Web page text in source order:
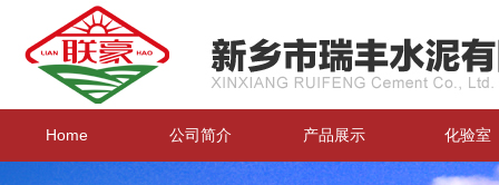
Home 公司简介 产品展示 化验室